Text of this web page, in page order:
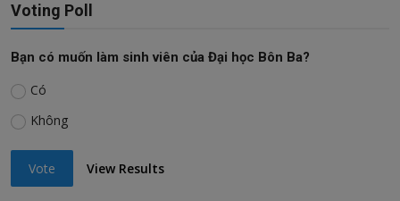
Voting Poll
Bạn có muốn làm sinh viên của Đại học Bôn Ba?
Có
Không
Vote View Results